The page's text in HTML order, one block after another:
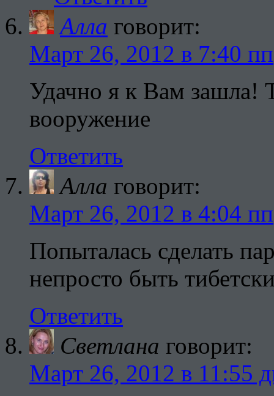
Алла говорит:
Март 26, 2012 в 7:40 пп
Удачно я к Вам зашла!
вооружение
Ответить
Алла говорит:
Март 26, 2012 в 4:04 пп
Попыталась сделать
непросто быть
Ответить
Cветлана говорит:
Март 26, 2012 в 11:55